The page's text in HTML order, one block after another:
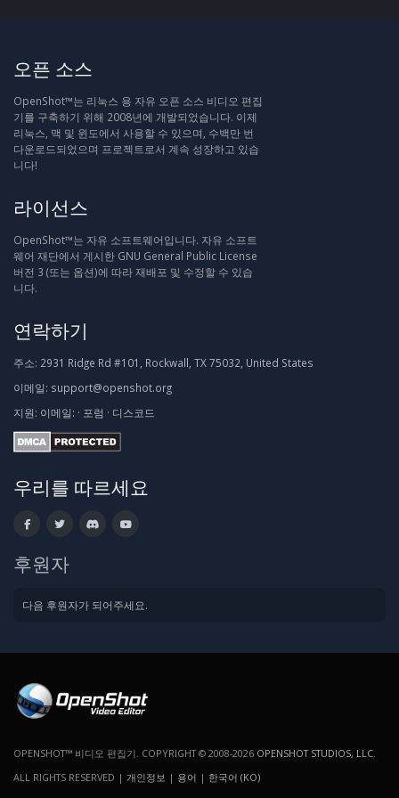
오픈 소스
OpenShot™는 리눅스 용 자유 오픈 소스 비디오 편집
기를 구축하기 위해 2008년에 개발되었습니다. 이제
리눅스, 맥 및 윈도에서 사용할 수 있으며, 수백만 번
다운로드되었으며 프로젝트로서 계속 성장하고 있습
니다!
라이선스
OpenShot™는 자유 소프트웨어입니다. 자유 소프트
웨어 재단에서 게시한 GNU General Public License
버전 3 (또는 옵션)에 따라 재배포 및 수정할 수 있습
니다.
연락하기
주소: 2931 Ridge Rd #101, Rockwall, TX 75032, United States
이메일: support@openshot.org
지원: 이메일: · 포럼 · 디스코드
우리를 따르세요
후원자
다음 후원자가 되어주세요.
OPENSHOT™ 비디오 편집기. COPYRIGHT © 2008-2026 OPENSHOT STUDIOS, LLC
ALL RIGHTS RESERVED | 개인정보 | 용어 | 한국어 (KO)